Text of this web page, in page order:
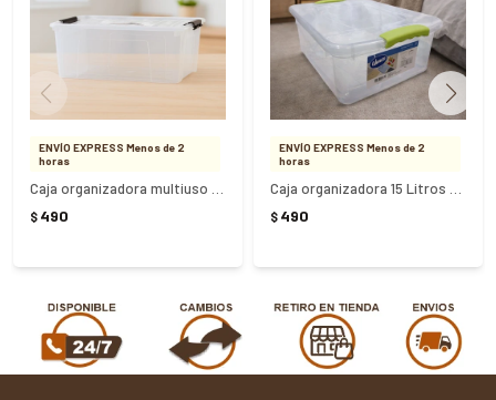
ENVÍO EXPRESS Menos de 2
horas
$ 490
ENVÍO EXPRESS Menos de 2
horas
$ 490